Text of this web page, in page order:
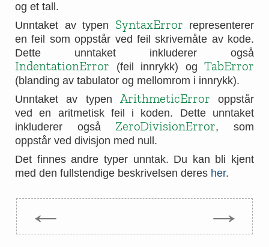
og et tall.
Unntaket av typen SyntaxError representerer
en feil som oppstår ved feil skrivemåte av kode.
Dette unntaket inkluderer også
IndentationError (feil innrykk) og TabError
(blanding av tabulator og mellomrom i innrykk).
Unntaket av typen ArithmeticError oppstår
ved en aritmetisk feil i koden. Dette unntaket
inkluderer ogsåZeroDivisionError, som
oppstår ved divisjon med null.
Det finnes andre typer unntak. Du kan bli kjent
med den fullstendige beskrivelsen deres her.
← →